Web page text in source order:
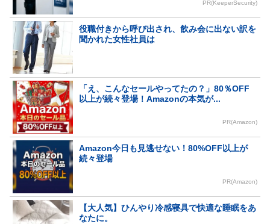
PR(KeeperSecurity)
役職付きから呼び出され、飲み会に出ない訳を
聞かれた女性社員は
「え、こんなセールやってたの？」80％OFF
以上が続々登場！Amazonの本気が...
PR(Amazon)
Amazon今日も見逃せない！80%OFF以上が
続々登場
PR(Amazon)
【大人気】ひんやり冷感寝具で快適な睡眠をあ
なたに。